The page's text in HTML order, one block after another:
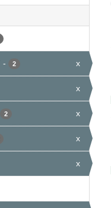
- 2 x
x
2 x
x
x